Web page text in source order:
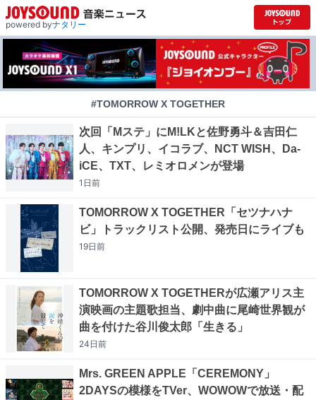
powered byナタリー
#TOMORROW X TOGETHER
次回「Mステ」にM!LKと佐野勇斗＆吉田仁
人、キンプリ、イコラブ、NCT WISH、Da-
iCE、TXT、レミオロメンが登場
1日前
TOMORROW X TOGETHER「セツナハナ
ビ」トラックリスト公開、発売日にライブも
19日前
TOMORROW X TOGETHERが広瀬アリス主
演映画の主題歌担当、劇中曲に尾崎世界観が
曲を付けた谷川俊太郎「生きる」
24日前
Mrs. GREEN APPLE「CEREMONY」
2DAYSの模様をTVer、WOWOWで放送・配